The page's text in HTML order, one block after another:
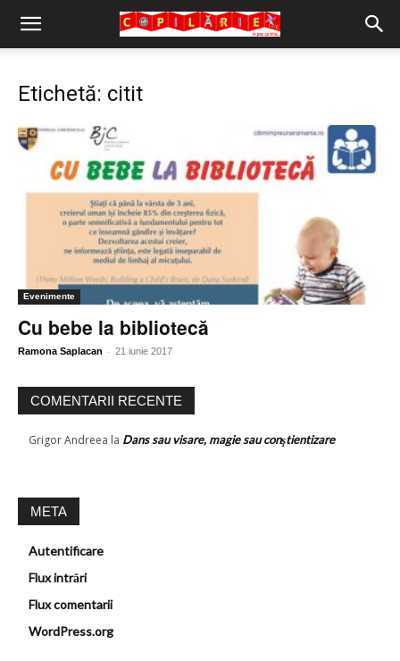
Copilărie.org
Etichetă: citit
Evenimente
Cu bebe la bibliotecă
Ramona Saplacan - 21 iunie 2017
COMENTARII RECENTE
Grigor Andreea la Dans sau visare, magie sau conştientizare
META
Autentificare
Flux intrări
Flux comentarii
WordPress.org